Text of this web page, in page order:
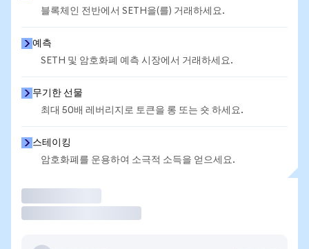
블록체인 전반에서 SETH을(를) 거래하세요.
예측
SETH 및 암호화폐 예측 시장에서 거래하세요.
무기한 선물
최대 50배 레버리지로 토큰을 롱 또는 숏 하세요.
스테이킹
암호화폐를 운용하여 소극적 소득을 얻으세요.